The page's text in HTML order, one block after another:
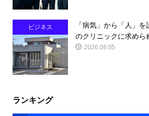
ビジネス
「病気」から「人」
のクリニックに求めら
2026.08.05
ランキング